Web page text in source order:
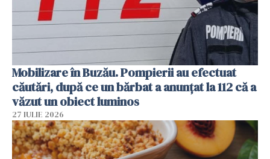
Mobilizare în Buzău. Pompierii au efectuat
căutări, după ce un bărbat a anunțat la 112 că a
văzut un obiect luminos
27 IULIE 2026